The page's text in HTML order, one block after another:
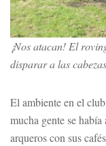
¡Nos atacan! El
disparar a las
El ambiente en el
mucha gente se
arqueros con sus